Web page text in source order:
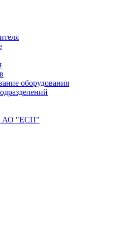
оборудования
АО "ЕСП"